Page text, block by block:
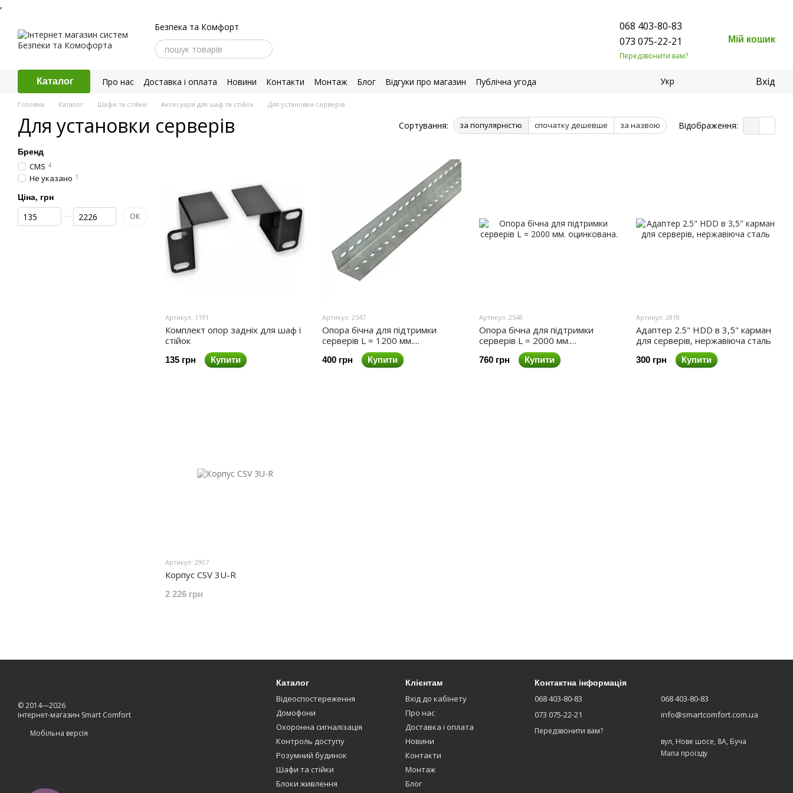
,
Безпека та Комфорт
068 403-80-83
073 075-22-21
Передзвонити вам?
Мій кошик
Каталог Про нас Доставка і оплата Новини Контакти Монтаж Блог Відгуки про магазин
Публічна угода
Укр Вхід
Головна Каталог Шафи та стійки Аксесуари для шаф та стійок Для установки серверів
Для установки серверів Сортування: за популярністю спочатку дешевше за назвою Відображення:
Артикул: 1191
Комплект опор задніх для шаф і
стійок
135 грн Купити
Артикул: 2547
Опора бічна для підтримки
серверів L = 1200 мм.
оцинкована.
400 грн Купити
Артикул: 2548
Опора бічна для підтримки
серверів L = 2000 мм.
оцинкована.
760 грн Купити
Артикул: 2818
Адаптер 2.5" HDD в 3,5" карман
для серверів, нержавіюча сталь
300 грн Купити
Артикул: 2907
Корпус CSV 3U-R
2 226 грн
Бренд
CMS 4
Не указано 1
Ціна, грн
Від Ціна, грн
До Ціна, грн ОК
© 2014—2026
інтернет-магазин Smart Comfort
Мобільна версія
Каталог
Відеоспостереження
Домофони
Охоронна сигналізація
Контроль доступу
Розумний будинок
Шафи та стійки
Блоки живлення
Клієнтам
Вхід до кабінету
Про нас
Доставка і оплата
Новини
Контакти
Монтаж
Блог
Контактна інформація
068 403-80-83
073 075-22-21
Передзвонити вам?
068 403-80-83
info@smartcomfort.com.ua
вул, Нове шосе, 8А, Буча
Мапа проїзду